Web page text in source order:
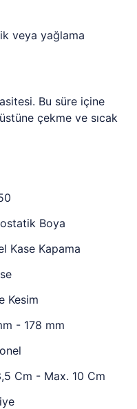
veya yağlama
Bu süre içine
çekme ve sıcak
Boya
Kase Kapama
Kesim
- 178 mm
Cm - Max. 10 Cm